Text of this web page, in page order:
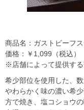
商品名：ガストビーフ
価格：￥1,099（税込）
※店舗によって提供する
希少部位を使用した、
やわらかく味の濃い希
方で焼き、塩コショウ